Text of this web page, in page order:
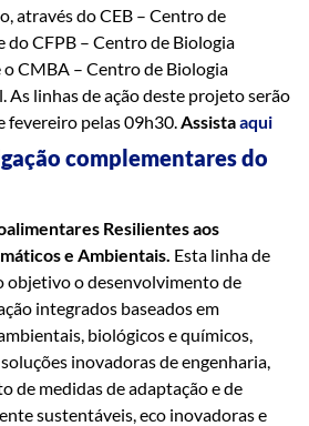
através do CEB – Centro de
do CFPB – Centro de Biologia
o CMBA – Centro de Biologia
As linhas de ação deste projeto serão
fevereiro pelas 09h30.Assistaaqui
complementares do
Resilientes aos
e Ambientais. Esta linha de
objetivo o desenvolvimento de
integrados baseados em
biológicos e químicos,
inovadoras de engenharia,
de medidas de adaptação e de
sustentáveis, eco inovadoras e